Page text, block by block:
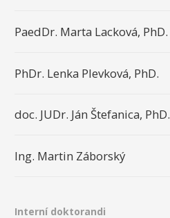
PaedDr. Marta Lacková, PhD.
PhDr. Lenka Plevková, PhD.
doc. JUDr. Ján Štefanica, PhD.
Ing. Martin Záborský
Interní doktorandi